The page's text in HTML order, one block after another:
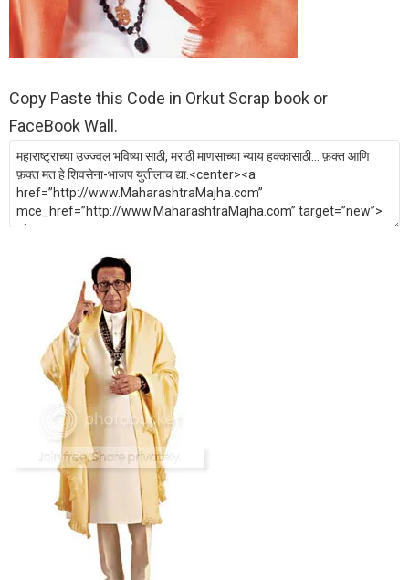
Copy Paste this Code in Orkut Scrap book or
FaceBook Wall.